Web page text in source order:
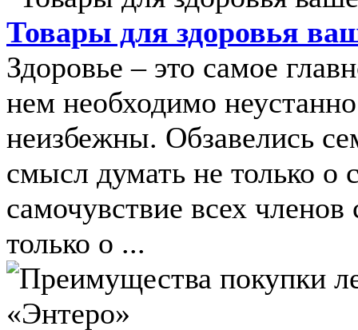
Товары для здоровья
Здоровье – это самое
нем необходимо
неизбежны. Обзавелись
смысл думать не только о
самочувствие всех
только о ...